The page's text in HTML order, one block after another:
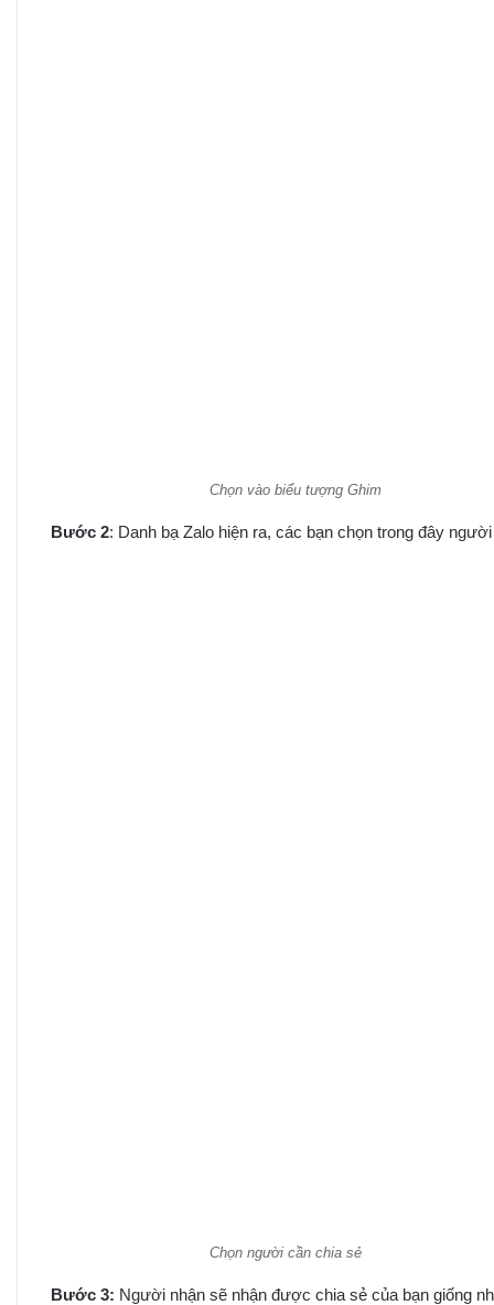
Chọn vào biểu tượng Ghim
Bước 2: Danh bạ Zalo hiện ra, các bạn chọn trong đây
Chọn người cần chia sẻ
Bước 3: Người nhận sẽ nhận được chia sẻ của bạn giống